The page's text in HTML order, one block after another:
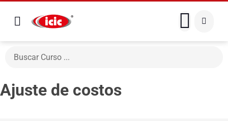
Ajuste de costos